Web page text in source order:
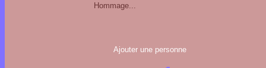
Hommage...
Ajouter une personne